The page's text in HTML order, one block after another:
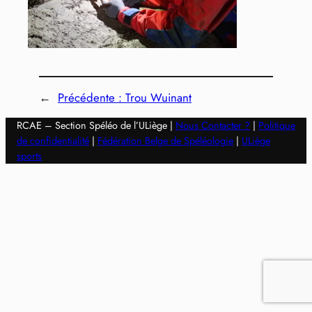
← Précédente : Trou Wuinant
RCAE – Section Spéléo de l’ULiège | Nous Contacter ? | Politique
de confidentialité | Fédération Belge de Spéléologie | ULiège
sports